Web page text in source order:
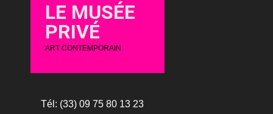
LE MUSÉE
PRIVÉ
ART CONTEMPORAIN
Tél: (33) 09 75 80 13 23